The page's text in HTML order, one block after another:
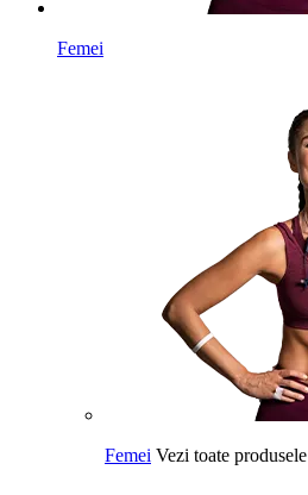
Femei
Femei Vezi toate produsele